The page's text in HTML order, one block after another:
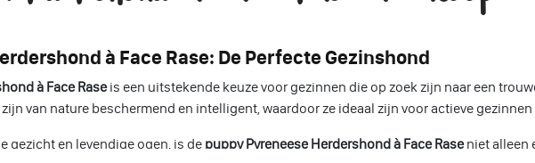
à Face Rase: De Perfecte Gezinshond
à Face Raseis een uitstekende keuze voor gezinnen die op zoek zijn naar een
van nature beschermend en intelligent, waardoor ze ideaal zijn voor actieve
gezicht en levendige ogen, is de puppy Pyreneese Herdershond à Face Raseniet alleen